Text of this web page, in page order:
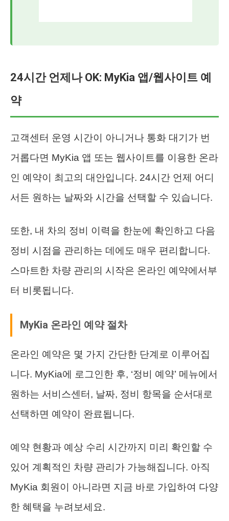
24시간 언제나 OK: MyKia 앱/웹사이트 예
약
고객센터 운영 시간이 아니거나 통화 대기가 번
거롭다면 MyKia 앱 또는 웹사이트를 이용한 온라
인 예약이 최고의 대안입니다. 24시간 언제 어디
서든 원하는 날짜와 시간을 선택할 수 있습니다.
또한, 내 차의 정비 이력을 한눈에 확인하고 다음
정비 시점을 관리하는 데에도 매우 편리합니다.
스마트한 차량 관리의 시작은 온라인 예약에서부
터 비롯됩니다.
MyKia 온라인 예약 절차
온라인 예약은 몇 가지 간단한 단계로 이루어집
니다. MyKia에 로그인한 후, ‘정비 예약’ 메뉴에서
원하는 서비스센터, 날짜, 정비 항목을 순서대로
선택하면 예약이 완료됩니다.
예약 현황과 예상 수리 시간까지 미리 확인할 수
있어 계획적인 차량 관리가 가능해집니다. 아직
MyKia 회원이 아니라면 지금 바로 가입하여 다양
한 혜택을 누려보세요.